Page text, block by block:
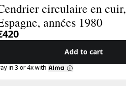
circulaire en cuir,
années 1980
Add to cart
in 3 or 4x with